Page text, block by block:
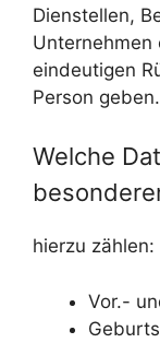
Dienstellen,
Unternehmen
eindeutigen
Person geben.
Welche
hierzu zählen:
Vor.-